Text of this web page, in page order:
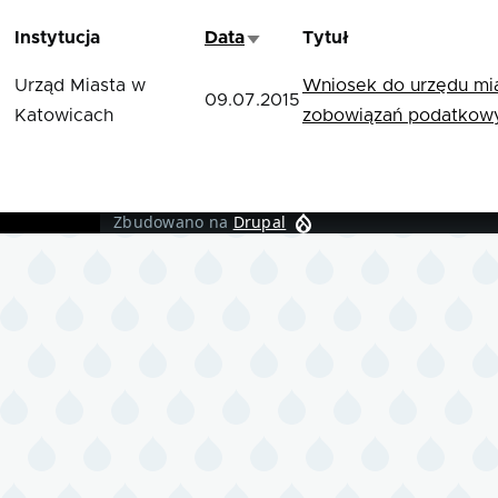
Instytucja DataSortuj rosnąco
Tytuł
Urząd Miasta w
Katowicach
09.07.2015
Wniosek do urzędu
zobowiązań
Zbudowano na Drupal